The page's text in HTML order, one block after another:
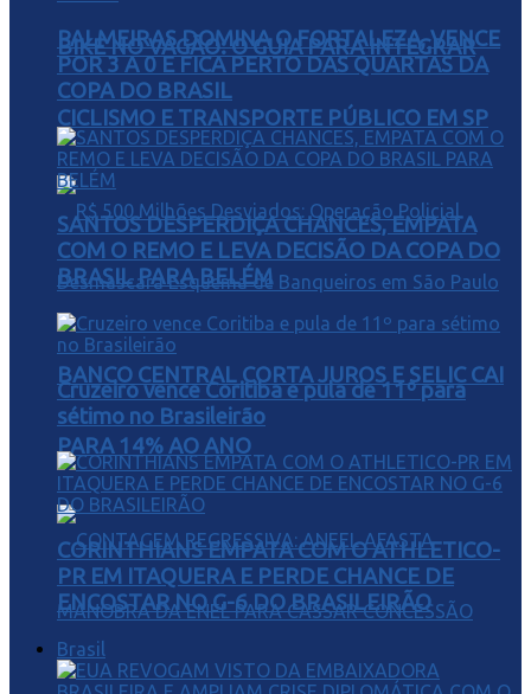
BIKE NO VAGÃO: O GUIA PARA INTEGRAR
CICLISMO E TRANSPORTE PÚBLICO EM SP
BANCO CENTRAL CORTA JUROS E SELIC CAI
PARA 14% AO ANO
PALMEIRAS DOMINA O FORTALEZA, VENCE
POR 3 A 0 E FICA PERTO DAS QUARTAS DA
COPA DO BRASIL
SANTOS DESPERDIÇA CHANCES, EMPATA
COM O REMO E LEVA DECISÃO DA COPA DO
BRASIL PARA BELÉM
Cruzeiro vence Coritiba e pula de 11º para
sétimo no Brasileirão
CORINTHIANS EMPATA COM O ATHLETICO-
PR EM ITAQUERA E PERDE CHANCE DE
ENCOSTAR NO G-6 DO BRASILEIRÃO
Brasil